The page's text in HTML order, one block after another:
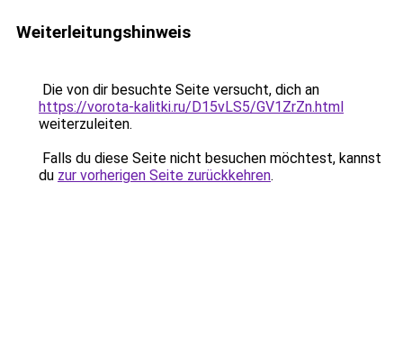
Weiterleitungshinweis
Die von dir besuchte Seite versucht, dich an
https://vorota-kalitki.ru/D15vLS5/GV1ZrZn.html
weiterzuleiten.
Falls du diese Seite nicht besuchen möchtest, kannst
du zur vorherigen Seite zurückkehren.